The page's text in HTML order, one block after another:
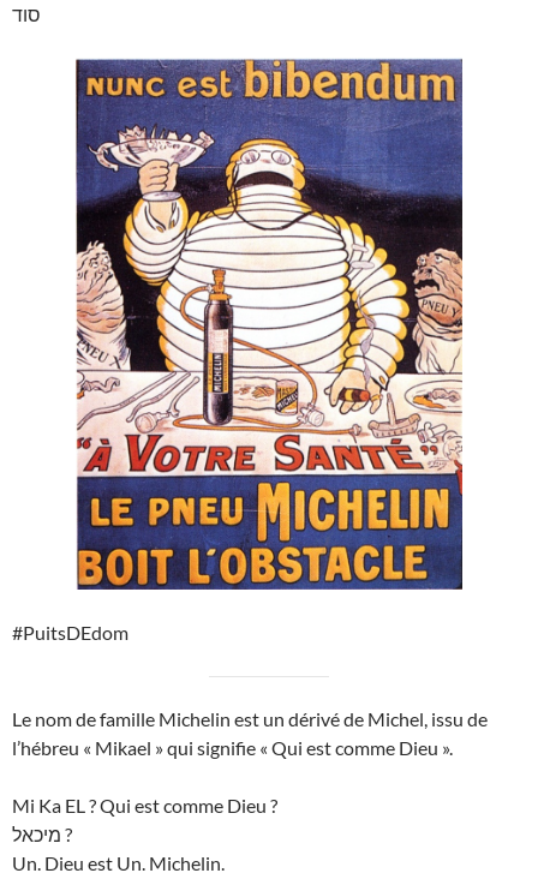
סוד
#PuitsDEdom
Le nom de famille Michelin est un dérivé de Michel, issu de
l’hébreu « Mikael » qui signifie « Qui est comme Dieu ».
Mi Ka EL ? Qui est comme Dieu ?
מיכאל ?
Un. Dieu est Un. Michelin.